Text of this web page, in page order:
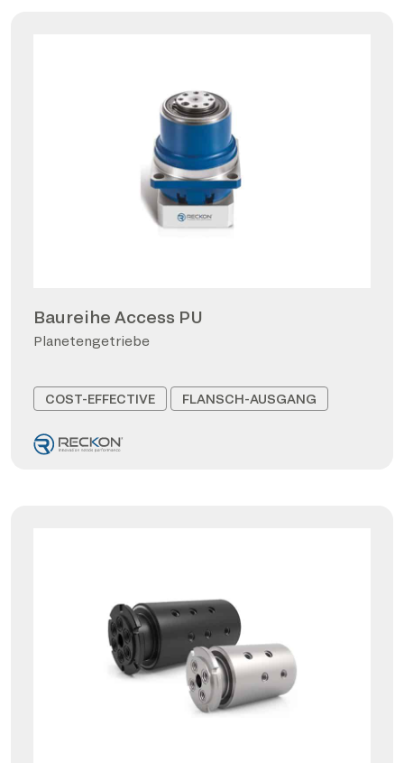
Baureihe Access PU
Planetengetriebe
COST-EFFECTIVE FLANSCH-AUSGANG